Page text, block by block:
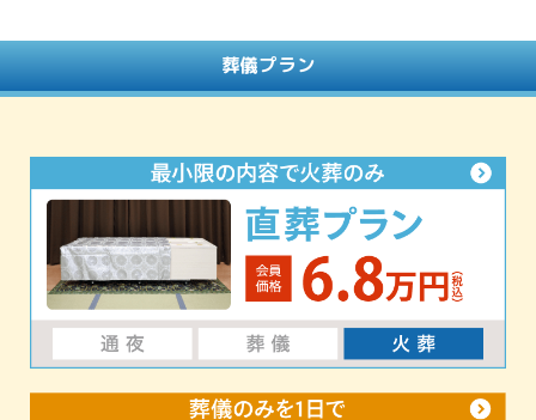
葬儀プラン